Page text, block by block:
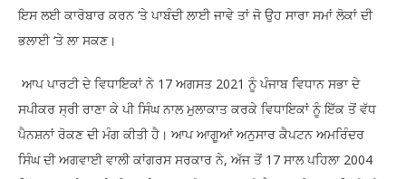
ਇਸ ਲਈ ਕਾਰੋਬਾਰ ਕਰਨ ‘ਤੇ ਪਾਬੰਦੀ ਲਾਈ ਜਾਵੇ ਤਾਂ ਜੋ ਉਹ ਸਾਰਾ ਸਮਾਂ ਲੋਕਾਂ ਦੀ
ਭਲਾਈ ‘ਤੇ ਲਾ ਸਕਣ।
ਆਪ ਪਾਰਟੀ ਦੇ ਵਿਧਾਇਕਾਂ ਨੇ 17 ਅਗਸਤ 2021 ਨੂੰ ਪੰਜਾਬ ਵਿਧਾਨ ਸਭਾ ਦੇ
ਸਪੀਕਰ ਸ੍ਰੀ ਰਾਣਾ ਕੇ ਪੀ ਸਿੰਘ ਨਾਲ ਮੁਲਾਕਾਤ ਕਰਕੇ ਵਿਧਾਇਕਾਂ ਨੂੰ ਇੱਕ ਤੋਂ ਵੱਧ
ਪੈਨਸ਼ਨਾਂ ਰੋਕਣ ਦੀ ਮੰਗ ਕੀਤੀ ਹੈ। ਆਪ ਆਗੂਆਂ ਅਨੁਸਾਰ ਕੈਪਟਨ ਅਮਰਿੰਦਰ
ਸਿੰਘ ਦੀ ਅਗਵਾਈ ਵਾਲੀ ਕਾਂਗਰਸ ਸਰਕਾਰ ਨੇ, ਅੱਜ ਤੋਂ 17 ਸਾਲ ਪਹਿਲਾ 2004